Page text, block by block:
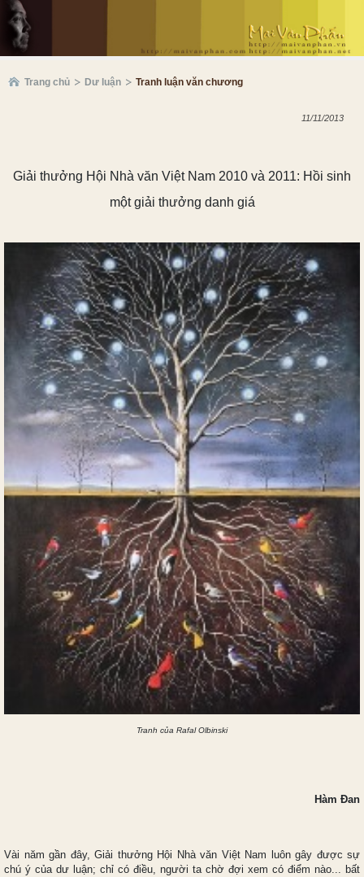
Trang chủ Dư luận Tranh luận văn chương
11/11/2013
Giải thưởng Hội Nhà văn Việt Nam 2010 và 2011: Hồi sinh
một giải thưởng danh giá
Tranh của Rafal Olbinski
Hàm Đan
Vài năm gần đây, Giải thưởng Hội Nhà văn Việt Nam luôn gây được sự
chú ý của dư luận; chỉ có điều, người ta chờ đợi xem có điểm nào... bất